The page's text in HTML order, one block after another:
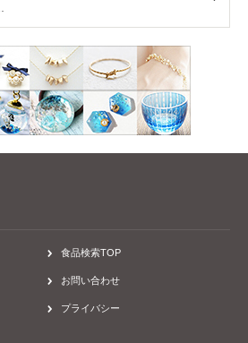
食品検索TOP
お問い合わせ
プライバシー